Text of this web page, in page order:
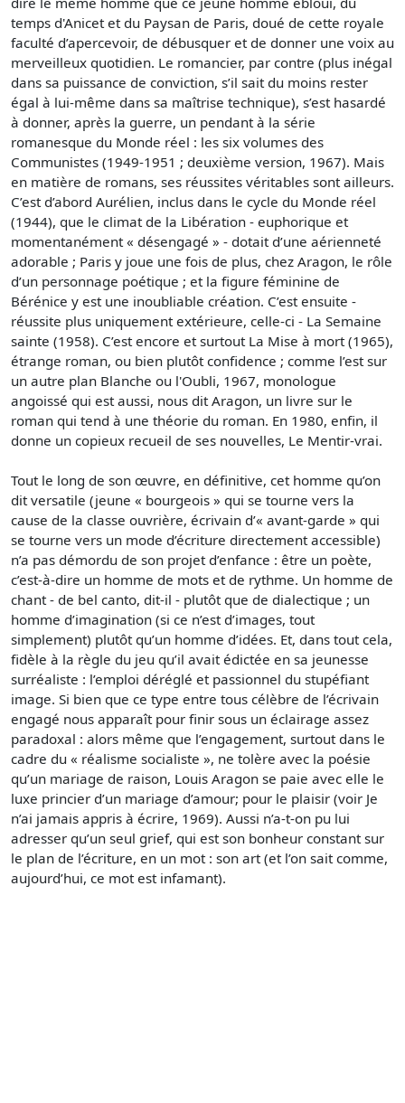
temps d'Anicet et du Paysan de Paris, doué de cette royale
faculté d’apercevoir, de débusquer et de donner une voix au
merveilleux quotidien. Le romancier, par contre (plus inégal
dans sa puissance de conviction, s’il sait du moins rester
égal à lui-même dans sa maîtrise technique), s’est hasardé
à donner, après la guerre, un pendant à la série
romanesque du Monde réel : les six volumes des
Communistes (1949-1951 ; deuxième version, 1967). Mais
en matière de romans, ses réussites véritables sont ailleurs.
C’est d’abord Aurélien, inclus dans le cycle du Monde réel
(1944), que le climat de la Libération - euphorique et
momentanément « désengagé » - dotait d’une aérienneté
adorable ; Paris y joue une fois de plus, chez Aragon, le rôle
d’un personnage poétique ; et la figure féminine de
Bérénice y est une inoubliable création. C’est ensuite -
réussite plus uniquement extérieure, celle-ci - La Semaine
sainte (1958). C’est encore et surtout La Mise à mort (1965),
étrange roman, ou bien plutôt confidence ; comme l’est sur
un autre plan Blanche ou l'Oubli, 1967, monologue
angoissé qui est aussi, nous dit Aragon, un livre sur le
roman qui tend à une théorie du roman. En 1980, enfin, il
donne un copieux recueil de ses nouvelles, Le Mentir-vrai.
Tout le long de son œuvre, en définitive, cet homme qu’on
dit versatile (jeune « bourgeois » qui se tourne vers la
cause de la classe ouvrière, écrivain d’« avant-garde » qui
se tourne vers un mode d’écriture directement accessible)
n’a pas démordu de son projet d’enfance : être un poète,
c’est-à-dire un homme de mots et de rythme. Un homme de
chant - de bel canto, dit-il - plutôt que de dialectique ; un
homme d’imagination (si ce n’est d’images, tout
simplement) plutôt qu’un homme d’idées. Et, dans tout cela,
fidèle à la règle du jeu qu’il avait édictée en sa jeunesse
surréaliste : l’emploi déréglé et passionnel du stupéfiant
image. Si bien que ce type entre tous célèbre de l’écrivain
engagé nous apparaît pour finir sous un éclairage assez
paradoxal : alors même que l’engagement, surtout dans le
cadre du « réalisme socialiste », ne tolère avec la poésie
qu’un mariage de raison, Louis Aragon se paie avec elle le
luxe princier d’un mariage d’amour; pour le plaisir (voir Je
n’ai jamais appris à écrire, 1969). Aussi n’a-t-on pu lui
adresser qu’un seul grief, qui est son bonheur constant sur
le plan de l’écriture, en un mot : son art (et l’on sait comme,
aujourd’hui, ce mot est infamant).